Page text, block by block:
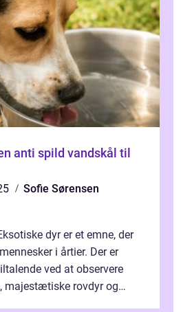
anti spild vandskål til
Sofie Sørensen
dyr er et emne, der
i årtier. Der er
ved at observere
majestætiske rovdyr og